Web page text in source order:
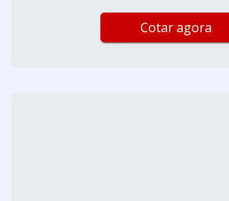
Cotar agora